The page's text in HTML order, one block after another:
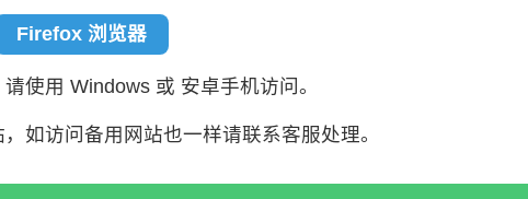
Firefox 浏览器
使用 Windows 或 安卓手机访问。
如访问备用网站也一样请联系客服处理。